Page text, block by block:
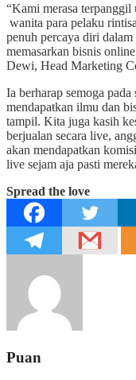
“Kami merasa
wanita para pelaku
penuh percaya diri
memasarkan bisnis
Dewi, Head Marketing
Ia berharap semoga
mendapatkan ilmu dan
tampil. Kita juga kasih
berjualan secara live,
akan mendapatkan
live sejam aja pasti
Spread the love
Puan